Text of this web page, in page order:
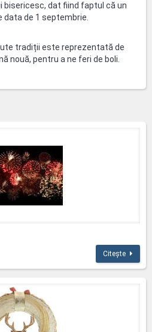
bisericesc, dat fiind faptul că un
data de 1 septembrie.
tradiții este reprezentată de
nouă, pentru a ne feri de boli.
Citește